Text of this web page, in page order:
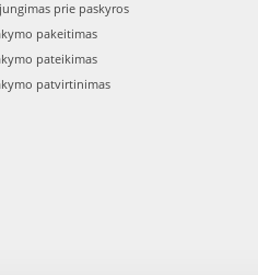
prie paskyros
pakeitimas
pateikimas
patvirtinimas